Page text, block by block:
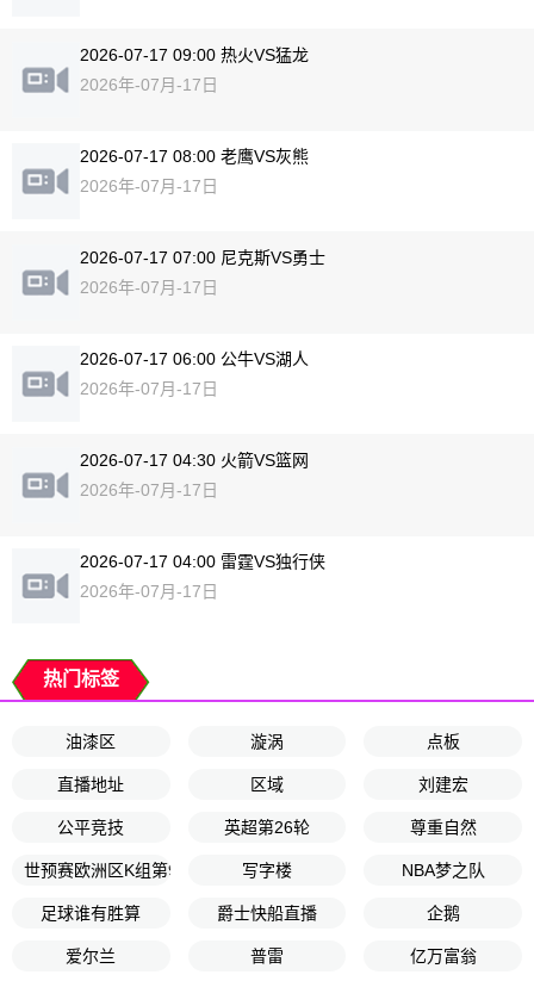
2026-07-17 09:00 热火VS猛龙
2026年-07月-17日
2026-07-17 08:00 老鹰VS灰熊
2026年-07月-17日
2026-07-17 07:00 尼克斯VS勇士
2026年-07月-17日
2026-07-17 06:00 公牛VS湖人
2026年-07月-17日
2026-07-17 04:30 火箭VS篮网
2026年-07月-17日
2026-07-17 04:00 雷霆VS独行侠
2026年-07月-17日
热门标签
油漆区 漩涡 点板
直播地址 区域 刘建宏
公平竞技 英超第26轮 尊重自然
世预赛欧洲区K组第9轮 写字楼 NBA梦之队
足球谁有胜算 爵士快船直播 企鹅
爱尔兰 普雷 亿万富翁